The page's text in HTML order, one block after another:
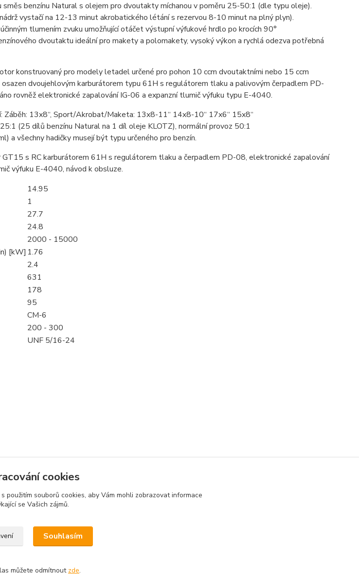
směs benzínu Natural s olejem pro dvoutakty míchanou v poměru 25-50:1 (dle typu oleje).
vystačí na 12-13 minut akrobatického létání s rezervou 8-10 minut na plný plyn).
tlumením zvuku umožňující otáčet výstupní výfukové hrdlo po krocích 90°
dvoutaktu ideální pro makety a polomakety, vysoký výkon a rychlá odezva potřebná
konstruovaný pro modely letadel určené pro pohon 10 ccm dvoutaktními nebo 15 ccm
dvoujehlovým karburátorem typu 61H s regulátorem tlaku a palivovým čerpadlem PD-
rovněž elektronické zapalování IG-06 a expanzní tlumič výfuku typu E-4040.
Záběh: 13x8“, Sport/Akrobat/Maketa: 13x8-11“ 14x8-10“ 17x6“ 15x8“
(25 dílů benzínu Natural na 1 díl oleje KLOTZ), normální provoz 50:1
a všechny hadičky musejí být typu určeného pro benzín.
s RC karburátorem 61H s regulátorem tlaku a čerpadlem PD-08, elektronické zapalování
výfuku E-4040, návod k obsluze.
14.95
1
27.7
24.8
2000 - 15000
[kW] 1.76
2.4
631
178
95
CM-6
200 - 300
UNF 5/16-24
Benzínové
cookies
s použitím souborů cookies, aby Vám mohli zobrazovat informace
se Vašich zájmů.
Souhlasím
můžete odmítnout zde.